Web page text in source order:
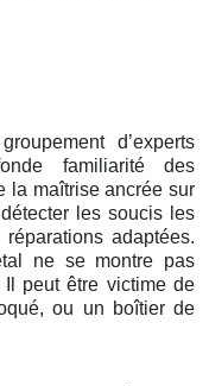
d’experts
familiarité des
la maîtrise ancrée sur
les soucis les
adaptées.
ne se montre pas
Il peut être victime de
ou un boîtier de